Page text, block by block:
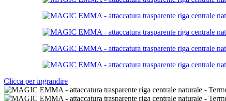
Clicca per ingrandire